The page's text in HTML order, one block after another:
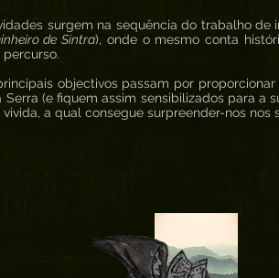
surgem na sequência do trabalho de
de Sintra), onde o mesmo conta
objectivos passam por
Serra (e fiquem assim sensibilizados para a
a qual consegue surpreender-nos